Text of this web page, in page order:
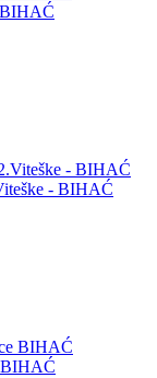
- BIHAĆ
BIHAĆ